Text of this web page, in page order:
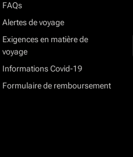
FAQs
Alertes de voyage
Exigences en matière de
voyage
Informations Covid-19
Formulaire de remboursement